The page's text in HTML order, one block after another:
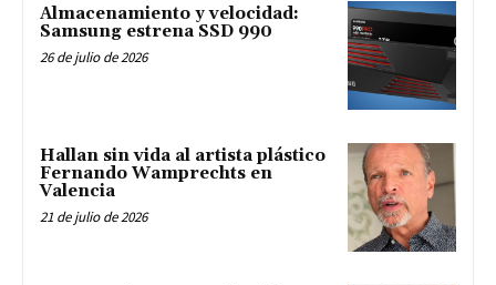
Almacenamiento y velocidad:
Samsung estrena SSD 990
26 de julio de 2026
Hallan sin vida al artista plástico
Fernando Wamprechts en
Valencia
21 de julio de 2026